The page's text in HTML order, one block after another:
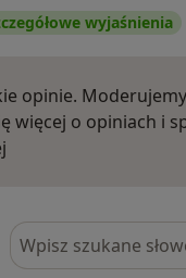
wyjaśnienia
opinie.
więcej o opiniach i
Szukaj w opiniach